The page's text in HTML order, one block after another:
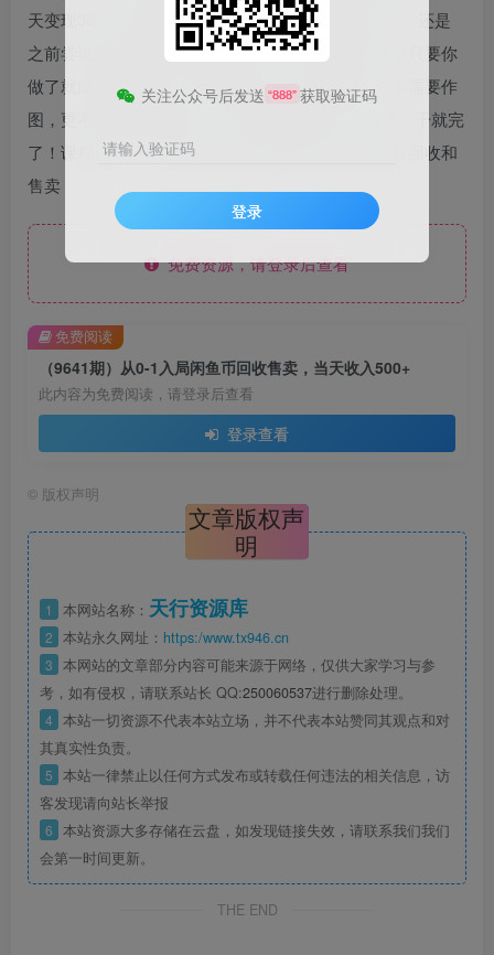
天变现300，简单无脑》，不管你是互联网创业小白，还是
之前尝试过很多项目都没有结果人，我敢说这个项目只要你
做了就能见到收益。作品无脑搬运，不需要思考，不需要作
图，更不需要你做视频。从0-1保姆级教程，赶紧冲，干就完
了！课程目录：01.项目介绍02.设置账号03.如何进行回收和
售卖
免费资源，请登录后查看
（9641期）从0-1入局闲鱼币回收售卖，当天收入500+
此内容为免费阅读，请登录后查看
登录查看
免费阅读
© 版权声明
文章版权声
明
1 本网站名称： 天行资源库
2 本站永久网址： https:/www.tx946.cn
3 本网站的文章部分内容可能来源于网络，仅供大家学习与参
考，如有侵权，请联系站长 QQ:250060537进行删除处理。
4 本站一切资源不代表本站立场，并不代表本站赞同其观点和对
其真实性负责。
5 本站一律禁止以任何方式发布或转载任何违法的相关信息，访
客发现请向站长举报
6 本站资源大多存储在云盘，如发现链接失效，请联系我们我们
会第一时间更新。
THE END
关注公众号后发送 “888” 获取验证码
请输入验证码
登录